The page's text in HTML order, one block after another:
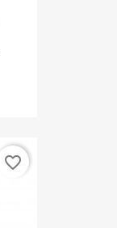
favorite_border